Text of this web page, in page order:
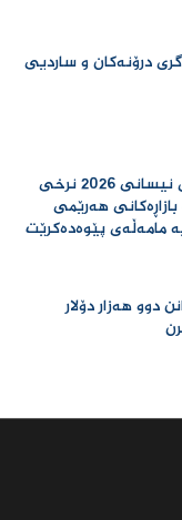
درۆنەکان و ساردیی
ئەمڕۆ دووشەممە 27ی نیسانی 2026 نرخی
هەرێمی
مامەڵەی پێوەدەكرێت
دوو هەزار دۆلار